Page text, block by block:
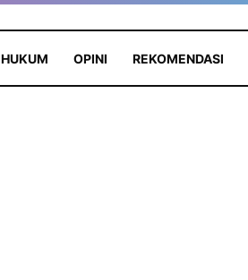
HUKUM OPINI REKOMENDASI